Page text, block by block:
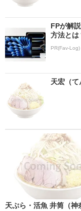
FPが解
方法とは
PR(Fav-Log)
天宏（て
天ぷら・活魚 井筒（神